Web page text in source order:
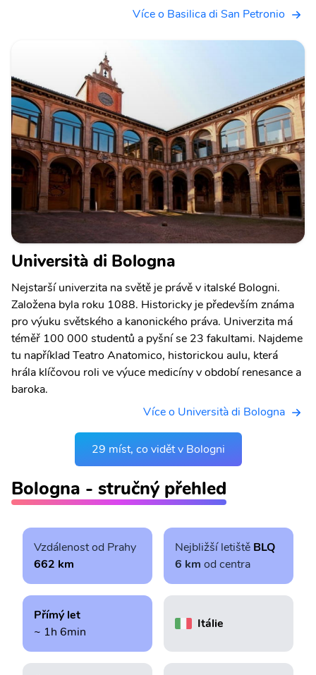
Více o Basilica di San Petronio
Università di Bologna
Nejstarší univerzita na světě je právě v italské Bologni.
Založena byla roku 1088. Historicky je především známa
pro výuku světského a kanonického práva. Univerzita má
téměř 100 000 studentů a pyšní se 23 fakultami. Najdeme
tu například Teatro Anatomico, historickou aulu, která
hrála klíčovou roli ve výuce medicíny v období renesance a
baroka.
Více o Università di Bologna
29 míst, co vidět v Bologni
Bologna - stručný přehled
Vzdálenost od Prahy
662 km
Nejbližší letiště BLQ
6 km od centra
Přímý let
~ 1h 6min
Itálie